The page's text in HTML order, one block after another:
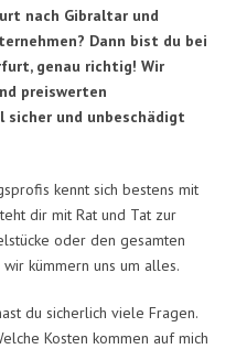
nach Gibraltar und
Dann bist du bei
genau richtig! Wir
preiswerten
sicher und unbeschädigt
kennt sich bestens mit
dir mit Rat und Tat zur
oder den gesamten
kümmern uns um alles.
du sicherlich viele Fragen.
Kosten kommen auf mich